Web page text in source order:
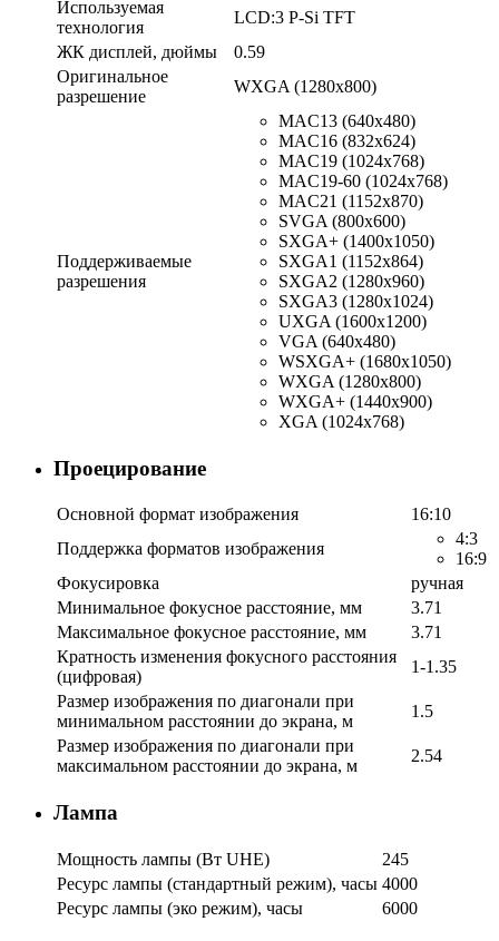
Используемая
технология
LCD:3 P-Si TFT
ЖК дисплей, дюймы
0.59
Оригинальное
разрешение
WXGA (1280x800)
Поддерживаемые
разрешения
MAC13 (640x480)
MAC16 (832x624)
MAC19 (1024x768)
MAC19-60 (1024x768)
MAC21 (1152x870)
SVGA (800x600)
SXGA+ (1400x1050)
SXGA1 (1152x864)
SXGA2 (1280x960)
SXGA3 (1280x1024)
UXGA (1600x1200)
VGA (640x480)
WSXGA+ (1680x1050)
WXGA (1280x800)
WXGA+ (1440x900)
XGA (1024x768)
Проецирование
Основной формат изображения
16:10
Поддержка форматов изображения
4:3
16:9
Фокусировка
ручная
Минимальное фокусное расстояние, мм
3.71
Максимальное фокусное расстояние, мм
3.71
Кратность изменения фокусного расстояния
(цифровая)
1-1.35
Размер изображения по диагонали при
минимальном расстоянии до экрана, м
1.5
Размер изображения по диагонали при
максимальном расстоянии до экрана, м
2.54
Лампа
Мощность лампы (Вт UHE)
245
Ресурс лампы (стандартный режим), часы 4000
Ресурс лампы (эко режим), часы
6000